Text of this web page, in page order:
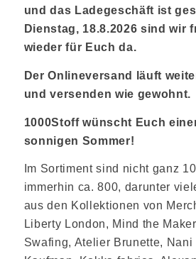
und das Ladegeschäft ist
Dienstag, 18.8.2026 sind wir
wieder für Euch da.
Der Onlineversand läuft
und versenden wie gewohnt.
1000Stoff wünscht Euch
sonnigen Sommer!
Im Sortiment sind nicht ganz
immerhin ca. 800, darunter
aus den Kollektionen von
Liberty London, Mind the
Swafing, Atelier Brunette, Nani